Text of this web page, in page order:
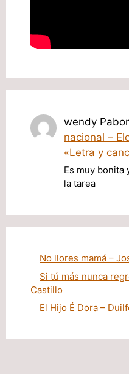
wendy
nacional –
«Letra y
Es muy bonita
la tarea
No llores mamá –
Si tú más nunca
Castillo
El Hijo É Dora –